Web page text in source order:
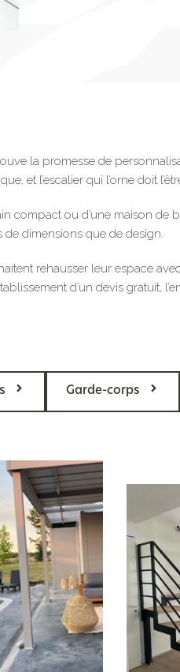
la promesse de
et l’escalier qui l’orne doit
compact ou d’une maison
de dimensions que de design.
rehausser leur espace
d’un devis gratuit,
Garde-corps